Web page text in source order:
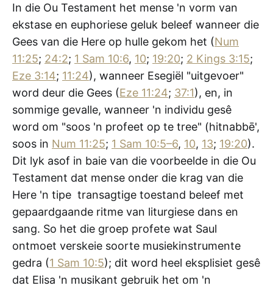
In die Ou Testament het mense 'n vorm van
ekstase en euphoriese geluk beleef wanneer die
Gees van die Here op hulle gekom het (Num
11:25; 24:2; 1 Sam 10:6, 10; 19:20; 2 Kings 3:15;
Eze 3:14; 11:24), wanneer Esegiël "uitgevoer"
word deur die Gees (Eze 11:24; 37:1), en, in
sommige gevalle, wanneer 'n individu gesê
word om "soos 'n profeet op te tree" (hitnabbē',
soos in Num 11:25; 1 Sam 10:5–6, 10, 13; 19:20).
Dit lyk asof in baie van die voorbeelde in die Ou
Testament dat mense onder die krag van die
Here 'n tipe transagtige toestand beleef met
gepaardgaande ritme van liturgiese dans en
sang. So het die groep profete wat Saul
ontmoet verskeie soorte musiekinstrumente
gedra (1 Sam 10:5); dit word heel eksplisiet gesê
dat Elisa 'n musikant gebruik het om 'n